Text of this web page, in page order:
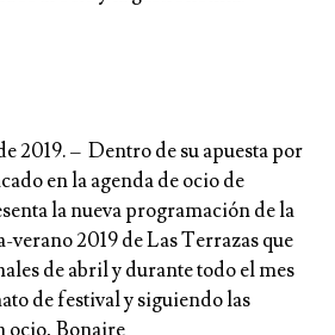
2019. – Dentro de su apuesta por
en la agenda de ocio de
la nueva programación de la
2019 de Las Terrazas que
de abril y durante todo el mes
de festival y siguiendo las